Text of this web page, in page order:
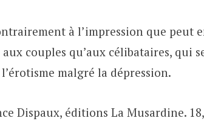
à l’impression que peut
couples qu’aux célibataires, qui
malgré la dépression.
Dispaux, éditions La Musardine.